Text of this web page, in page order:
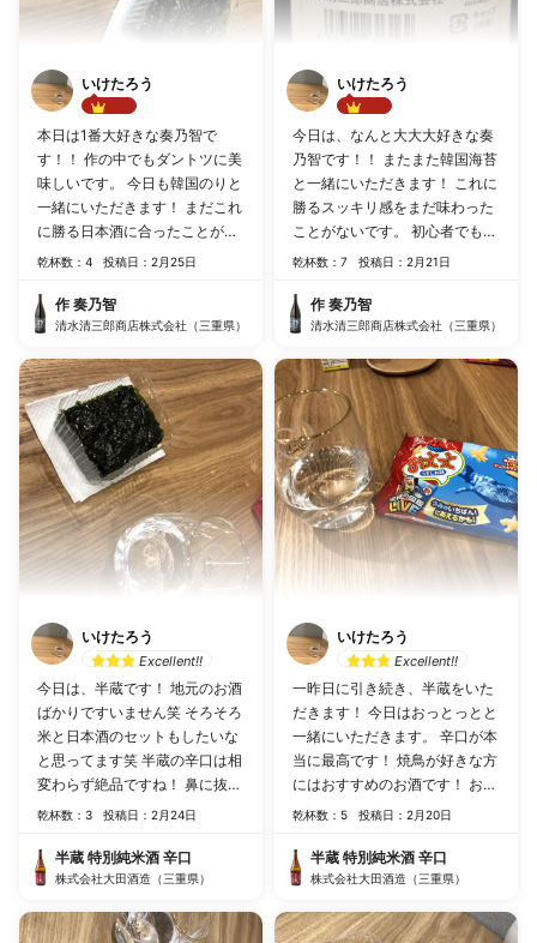
いけたろう
Best!!
本日は1番大好きな奏乃智で
す！！ 作の中でもダントツに美
味しいです。 今日も韓国のりと
一緒にいただきます！ まだこれ
に勝る日本酒に合ったことがな
いので、似た系統でおすすめが
乾杯数：4 投稿日：2月25日
作 奏乃智
清水清三郎商店株式会社（三重県）
いけたろう
Excellent!!
今日は、半蔵です！ 地元のお酒
ばかりですいません笑 そろそろ
米と日本酒のセットもしたいな
と思ってます笑 半蔵の辛口は相
変わらず絶品ですね！ 鼻に抜け
る風味もたまりません！
乾杯数：3 投稿日：2月24日
半蔵 特別純米酒 辛口
株式会社大田酒造（三重県）
いけたろう
今日は、なんと大大大好きな奏
乃智です！！ またまた韓国海苔
と一緒にいただきます！ これに
勝るスッキリ感をまだ味わった
ことがないです。 初心者でも飲
みやすいと思います。 ぜひ、
ください！
乾杯数：7 投稿日：2月21日
作 奏乃智
清水清三郎商店株式会社（三重県）
いけたろう
Excellent!!
一昨日に引き続き、半蔵をいた
だきます！ 今日はおっとっとと
一緒にいただきます。 辛口が本
当に最高です！ 焼鳥が好きな方
にはおすすめのお酒です！ お店
でビールを飲んだ後の2杯目か
でます！
乾杯数：5 投稿日：2月20日
半蔵 特別純米酒 辛口
株式会社大田酒造（三重県）